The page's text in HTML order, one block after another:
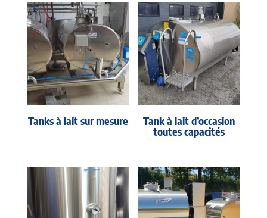
Tanks à lait sur mesure Tank à lait d’occasion
toutes capacités